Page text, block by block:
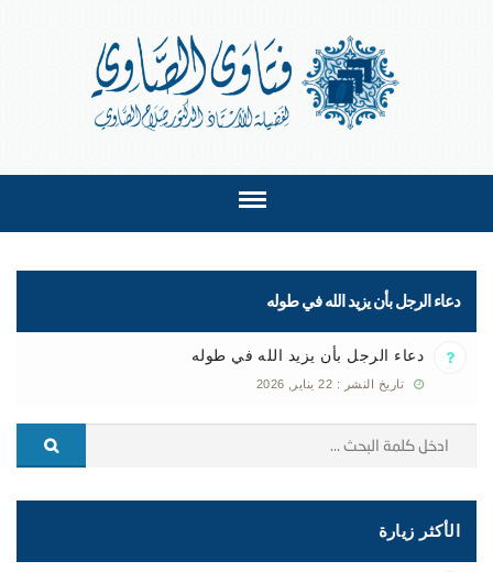
دعاء الرجل بأن يزيد الله في طوله
دعاء الرجل بأن يزيد الله في طوله
تاريخ النشر : 22 يناير, 2026
الأكثر زيارة